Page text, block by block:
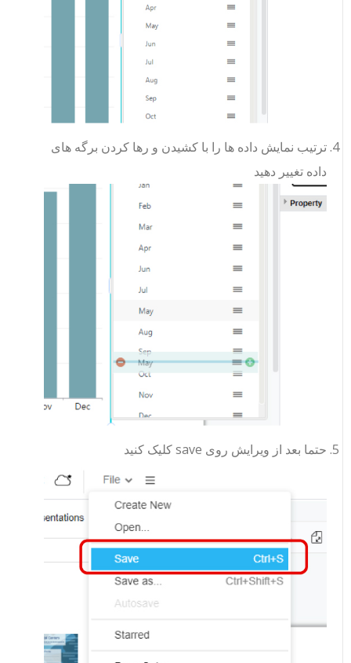
ترتیب نمایش داده ها را با کشیدن و رها کردن برگه های
داده تغییر دهید
حتما بعد از ویرایش روی save کلیک کنید